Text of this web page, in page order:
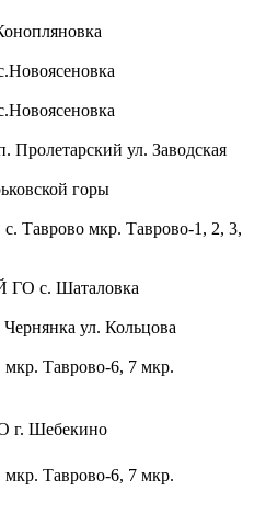
ул. Заводская
горы
мкр. Таврово-1, 2, 3,
с. Шаталовка
ул. Кольцова
Таврово-6, 7 мкр.
Шебекино
Таврово-6, 7 мкр.